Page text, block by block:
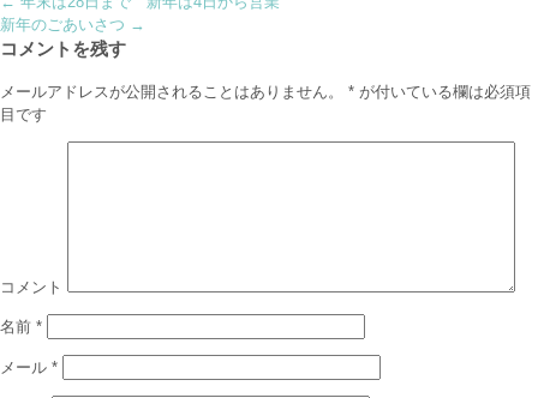
新年のごあいさつ →
コメントを残す
メールアドレスが公開されることはありません。 * が付いている欄は必須項
目です
コメント
名前 *
メール *